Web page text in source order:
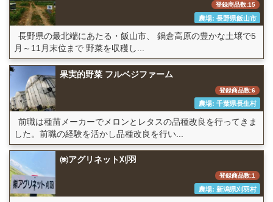
登録商品数:15
農場: 長野県飯山市
長野県の最北端にあたる・飯山市、 鍋倉高原の豊かな土壌で5
月～11月末位まで 野菜を収穫し...
果実的野菜 フルベジファーム
登録商品数:6
農場: 千葉県長生村
前職は種苗メーカーでメロンとレタスの品種改良を行ってきま
した。前職の経験を活かし品種改良を行い...
㈱アグリネット刈羽
登録商品数:1
農場: 新潟県刈羽村